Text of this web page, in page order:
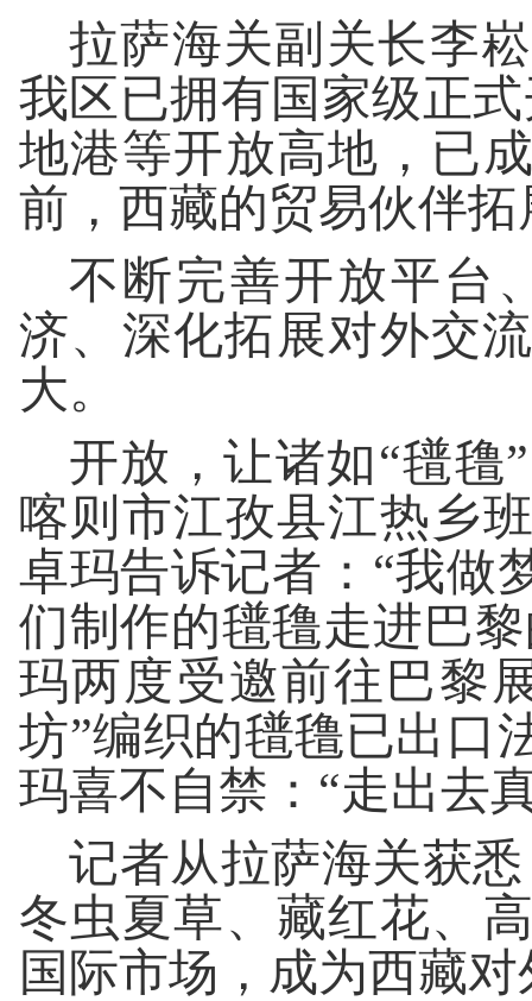
拉萨海关副关长李
我区已拥有国家级正
地港等开放高地，已
前，西藏的贸易伙伴
不断完善开放平台
济、深化拓展对外交
大。
开放，让诸如“氆氇
喀则市江孜县江热乡
卓玛告诉记者：“我做
们制作的氆氇走进巴
玛两度受邀前往巴黎
坊”编织的氆氇已出口
玛喜不自禁：“走出去
记者从拉萨海关获
冬虫夏草、藏红花、
国际市场，成为西藏